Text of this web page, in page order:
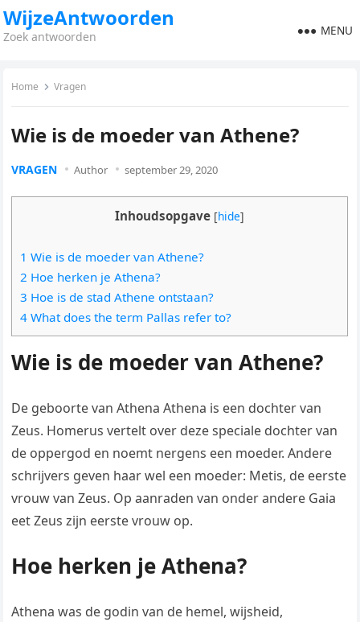
WijzeAntwoorden
Zoek antwoorden MENU
Home Vragen
Wie is de moeder van Athene?
VRAGEN Author september 29, 2020
Inhoudsopgave [hide]
1 Wie is de moeder van Athene?
2 Hoe herken je Athena?
3 Hoe is de stad Athene ontstaan?
4 What does the term Pallas refer to?
Wie is de moeder van Athene?
De geboorte van Athena Athena is een dochter van
Zeus. Homerus vertelt over deze speciale dochter van
de oppergod en noemt nergens een moeder. Andere
schrijvers geven haar wel een moeder: Metis, de eerste
vrouw van Zeus. Op aanraden van onder andere Gaia
eet Zeus zijn eerste vrouw op.
Hoe herken je Athena?
Athena was de godin van de hemel, wijsheid,